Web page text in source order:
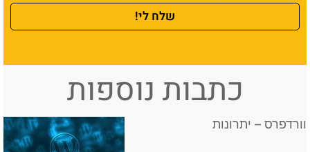
שלח לי!
כתבות נוספות
וורדפרס – יתרונות